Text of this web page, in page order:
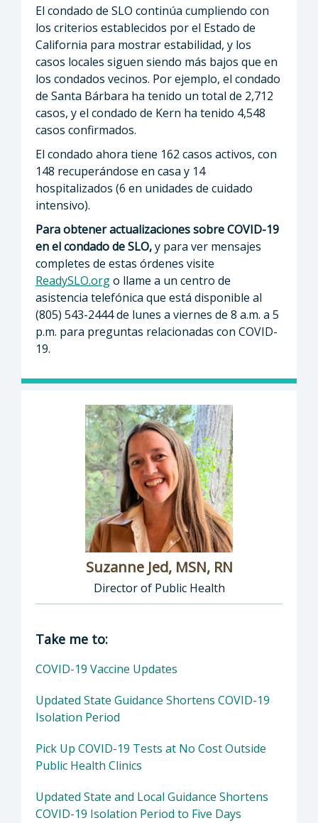
El condado de SLO continúa cumpliendo con
los criterios establecidos por el Estado de
California para mostrar estabilidad, y los
casos locales siguen siendo más bajos que en
los condados vecinos. Por ejemplo, el condado
de Santa Bárbara ha tenido un total de 2,712
casos, y el condado de Kern ha tenido 4,548
casos confirmados.
El condado ahora tiene 162 casos activos, con
148 recuperándose en casa y 14
hospitalizados (6 en unidades de cuidado
intensivo).
Para obtener actualizaciones sobre COVID-19
en el condado de SLO,y para ver mensajes
completes de estas órdenes visite
ReadySLO.orgo llame a un centro de
asistencia telefónica que está disponible al
(805) 543-2444 de lunes a viernes de 8 a.m. a 5
p.m. para preguntas relacionadas con COVID-
19.
Suzanne Jed, MSN, RN
Director of Public Health
Director of Department of Public Health:
Take me to:
COVID-19 Vaccine Updates
Updated State Guidance Shortens COVID-19
Isolation Period
Pick Up COVID-19 Tests at No Cost Outside
Public Health Clinics
Updated State and Local Guidance Shortens
COVID-19 Isolation Period to Five Days